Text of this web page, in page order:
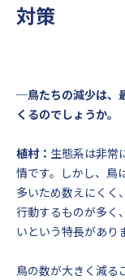
対策
─鳥たちの減少は、
くるのでしょうか。
植村： 生態系は非常
情です。しかし、鳥
多いため数えにくく
行動するものが多く
いという特長があり
鳥の数が大きく減る